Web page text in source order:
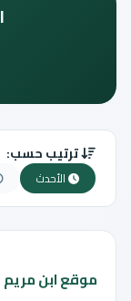
ترتيب حسب:
الأحدث
موقع ابن مريم